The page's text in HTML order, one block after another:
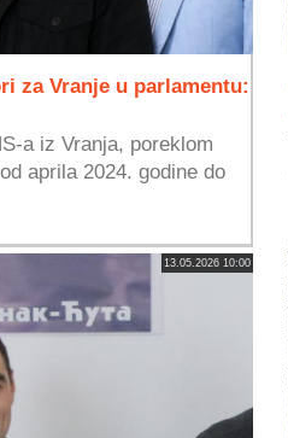
za Vranje u parlamentu:
a iz Vranja, poreklom
aprila 2024. godine do
13.05.2026 10:00